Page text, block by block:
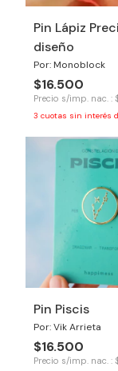
Pin Lápiz
diseño
Por: Monoblock
$16.500
Precio s/imp. nac. :
3 cuotas sin interés
Pin Piscis
Por: Vik Arrieta
$16.500
Precio s/imp. nac. :